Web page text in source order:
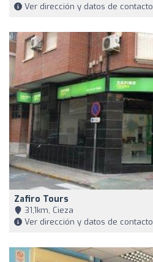
Ver dirección y datos de contacto
Zafiro Tours
31,1km, Cieza
Ver dirección y datos de contacto